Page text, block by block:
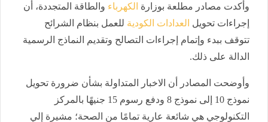
وأكدت مصادر مطلعة بوزارة الكهرباء والطاقة المتجددة، أن
إجراءات تحويل العدادات الكودية للعمل بنظام الشرائح
تتوقف ببدء وإتمام إجراءات التصالح وتقديم النماذج الرسمية
الدالة على ذلك.
وأوضحت المصادر أن الاخبار المتداولة بشأن ضرورة تحويل
نموذج 10 إلى نموذج 8 ودفع رسوم 15 جنيهًا بالمركز
التكنولوجي هي شائعة عارية تمامًا من الصحة؛ مشيرة إلي